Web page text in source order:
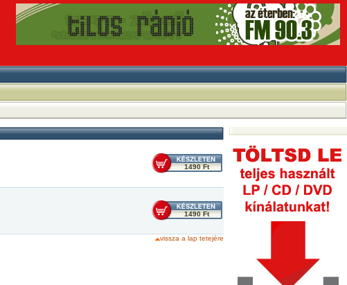
1490 Ft
1490 Ft
vissza a lap tetejére